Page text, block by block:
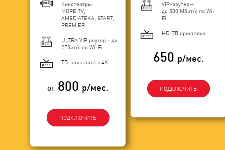
Кинотеатры:
MORE.TV,
AMEDIATEKA, START,
PREMIER
ULTRA VIP роутер - до
2Гбит/c по Wi-Fi
ТВ-приставка с 4K
от 800 р/мес.
ПОДКЛЮЧИТЬ
VIP-роутер—
до 500 Мбит/с по Wi-
Fi
HD-ТВ приставка
650 р/мес.
ПОДКЛЮЧИТЬ